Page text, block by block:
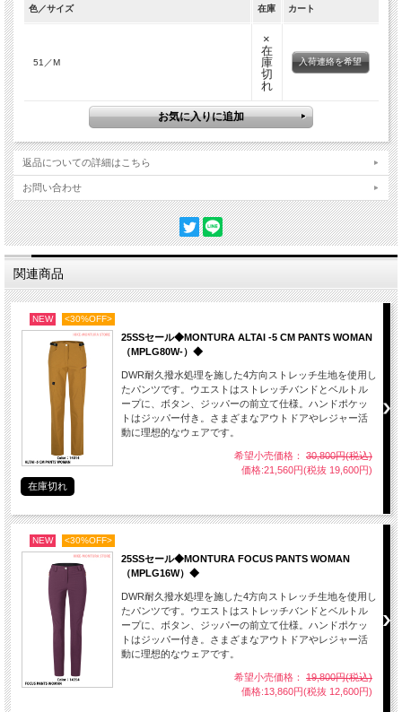
色／サイズ 在庫 カート
51／M
×
在
庫
切
れ
入荷連絡を希望
返品についての詳細はこちら
お問い合わせ
関連商品
NEW <30%OFF>
25SSセール◆MONTURA ALTAI -5 CM PANTS WOMAN
（MPLG80W-）◆
DWR耐久撥水処理を施した4方向ストレッチ生地を使用し
たパンツです。ウエストはストレッチバンドとベルトル
ープに、ボタン、ジッパーの前立て仕様。ハンドポケッ
トはジッパー付き。さまざまなアウトドアやレジャー活
動に理想的なウェアです。
希望小売価格： 30,800円(税込)
価格:21,560円(税抜 19,600円)
在庫切れ
NEW <30%OFF>
25SSセール◆MONTURA FOCUS PANTS WOMAN
（MPLG16W）◆
DWR耐久撥水処理を施した4方向ストレッチ生地を使用し
たパンツです。ウエストはストレッチバンドとベルトル
ープに、ボタン、ジッパーの前立て仕様。ハンドポケッ
トはジッパー付き。さまざまなアウトドアやレジャー活
動に理想的なウェアです。
希望小売価格： 19,800円(税込)
価格:13,860円(税抜 12,600円)